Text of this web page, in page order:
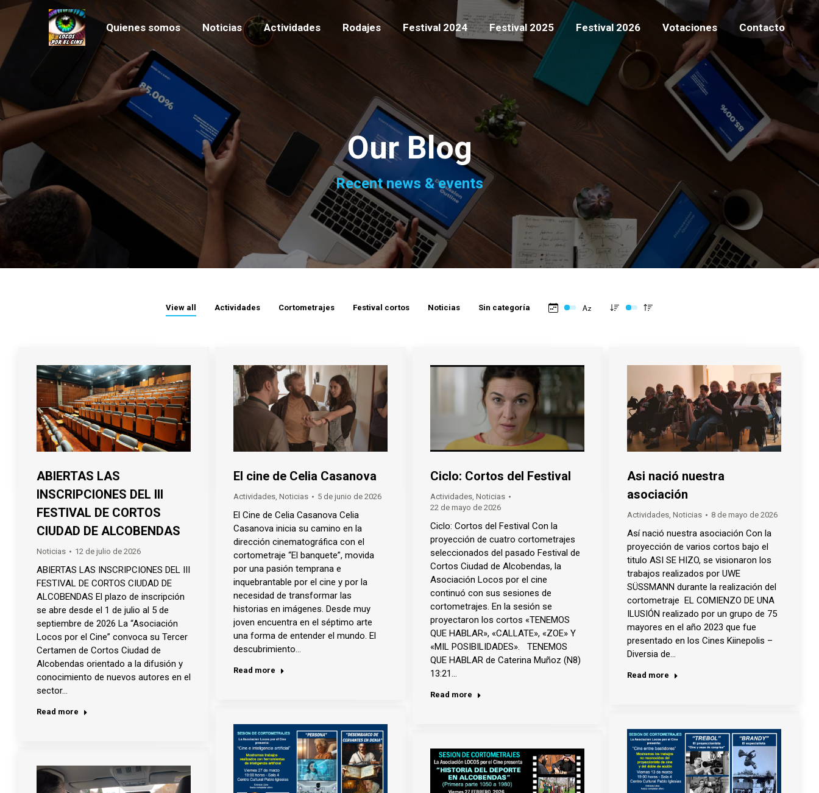
Quienes somos Noticias Actividades Rodajes Festival 2024 Festival 2025 Festival 2026 Votaciones Contacto
Our Blog
Recent news & events
View all Actividades Cortometrajes Festival cortos Noticias Sin categoría
ABIERTAS LAS
INSCRIPCIONES DEL III
FESTIVAL DE CORTOS
CIUDAD DE ALCOBENDAS
Noticias 12 de julio de 2026
ABIERTAS LAS INSCRIPCIONES DEL III
FESTIVAL DE CORTOS CIUDAD DE
ALCOBENDAS El plazo de inscripción
se abre desde el 1 de julio al 5 de
septiembre de 2026 La “Asociación
Locos por el Cine” convoca su Tercer
Certamen de Cortos Ciudad de
Alcobendas orientado a la difusión y
conocimiento de nuevos autores en el
sector…
Read more
El cine de Celia Casanova
Actividades, Noticias 5 de junio de 2026
El Cine de Celia Casanova Celia
Casanova inicia su camino en la
dirección cinematográfica con el
cortometraje “El banquete”, movida
por una pasión temprana e
inquebrantable por el cine y por la
necesidad de transformar las
historias en imágenes. Desde muy
joven encuentra en el séptimo arte
una forma de entender el mundo. El
descubrimiento…
Read more
Ciclo: Cortos del Festival
Actividades, Noticias
22 de mayo de 2026
Ciclo: Cortos del Festival Con la
proyección de cuatro cortometrajes
seleccionados del pasado Festival de
Cortos Ciudad de Alcobendas, la
Asociación Locos por el cine
continuó con sus sesiones de
cortometrajes. En la sesión se
proyectaron los cortos «TENEMOS
QUE HABLAR», «CALLATE», «ZOE» Y
«MIL POSIBILIDADES». TENEMOS
QUE HABLAR de Caterina Muñoz (N8)
13:21…
Read more
Asi nació nuestra
asociación
Actividades, Noticias 8 de mayo de 2026
Así nació nuestra asociación Con la
proyección de varios cortos bajo el
titulo ASI SE HIZO, se visionaron los
trabajos realizados por UWE
SÜSSMANN durante la realización del
cortometraje EL COMIENZO DE UNA
ILUSIÓN realizado por un grupo de 75
mayores en el año 2023 que fue
presentado en los Cines Kiinepolis –
Diversia de…
Read more